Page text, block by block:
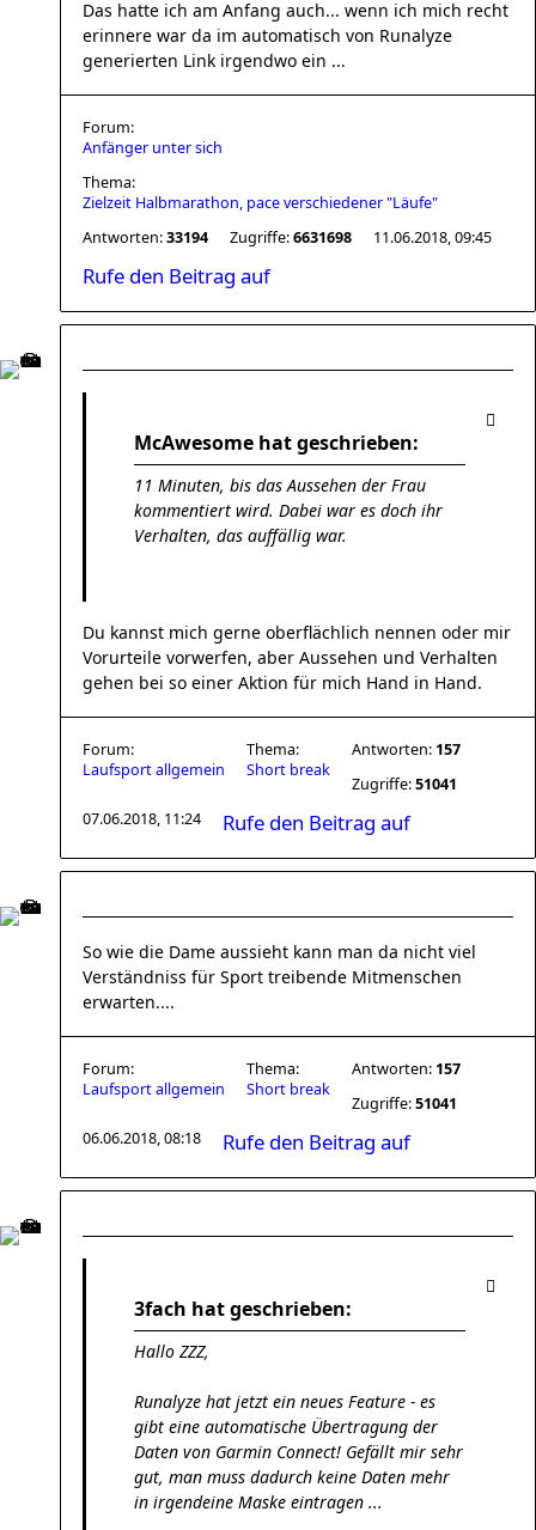
Das hatte ich am Anfang auch... wenn ich mich recht
erinnere war da im automatisch von Runalyze
generierten Link irgendwo ein ...
Forum:
Anfänger unter sich
Thema:
Zielzeit Halbmarathon, pace verschiedener "Läufe"
Antworten:33194 Zugriffe:6631698 11.06.2018, 09:45
Rufe den Beitrag auf
McAwesome hat geschrieben:
11 Minuten, bis das Aussehen der Frau
kommentiert wird. Dabei war es doch ihr
Verhalten, das auffällig war.
Du kannst mich gerne oberflächlich nennen oder mir
Vorurteile vorwerfen, aber Aussehen und Verhalten
gehen bei so einer Aktion für mich Hand in Hand.
Forum:
Laufsport allgemein
Thema:
Short break
Antworten: 157
Zugriffe:51041
07.06.2018, 11:24
Rufe den Beitrag auf
So wie die Dame aussieht kann man da nicht viel
Verständniss für Sport treibende Mitmenschen
erwarten....
Forum:
Laufsport allgemein
Thema:
Short break
Antworten: 157
Zugriffe:51041
06.06.2018, 08:18
Rufe den Beitrag auf
3fach hat geschrieben:
Hallo ZZZ,
Runalyze hat jetzt ein neues Feature - es
gibt eine automatische Übertragung der
Daten von Garmin Connect! Gefällt mir sehr
gut, man muss dadurch keine Daten mehr
in irgendeine Maske eintragen ...